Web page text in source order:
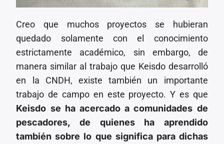
Creo que muchos proyectos se hubieran
quedado solamente con el conocimiento
estrictamente académico, sin embargo, de
manera similar al trabajo que Keisdo desarrolló
en la CNDH, existe también un importante
trabajo de campo en este proyecto. Y es que
Keisdo se ha acercado a comunidades de
pescadores, de quienes ha aprendido
también sobre lo que significa para dichas